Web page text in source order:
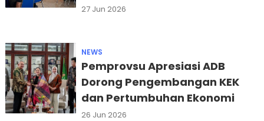
Pemprovsu
27 Jun 2026
NEWS
Pemprovsu Apresiasi ADB
Dorong Pengembangan KEK
dan Pertumbuhan Ekonomi
26 Jun 2026